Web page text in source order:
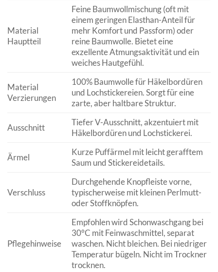
Material
Hauptteil
Feine Baumwollmischung (oft mit
einem geringen Elasthan-Anteil für
mehr Komfort und Passform) oder
reine Baumwolle. Bietet eine
exzellente Atmungsaktivität und ein
weiches Hautgefühl.
Material
Verzierungen
100% Baumwolle für Häkelbordüren
und Lochstickereien. Sorgt für eine
zarte, aber haltbare Struktur.
Ausschnitt
Tiefer V-Ausschnitt, akzentuiert mit
Häkelbordüren und Lochstickerei.
Ärmel
Kurze Puffärmel mit leicht gerafftem
Saum und Stickereidetails.
Verschluss
Durchgehende Knopfleiste vorne,
typischerweise mit kleinen Perlmutt-
oder Stoffknöpfen.
Pflegehinweise
Empfohlen wird Schonwaschgang bei
30°C mit Feinwaschmittel, separat
waschen. Nicht bleichen. Bei niedriger
Temperatur bügeln. Nicht im Trockner
trocknen.